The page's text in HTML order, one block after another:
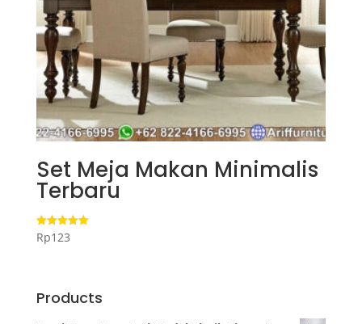
Set Meja Makan Minimalis
Terbaru
Dinilai
5.00
Rp123
Products